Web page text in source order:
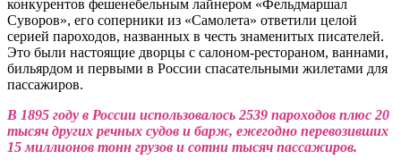
конкурентов фешенебельным лайнером «Фельдмаршал
Суворов», его соперники из «Самолета» ответили целой
серией пароходов, названных в честь знаменитых писателей.
Это были настоящие дворцы с салоном-рестораном, ваннами,
бильярдом и первыми в России спасательными жилетами для
пассажиров.
В 1895 году в России использовалось 2539 пароходов плюс 20
тысяч других речных судов и барж, ежегодно перевозивших
15 миллионов тонн грузов и сотни тысяч пассажиров.